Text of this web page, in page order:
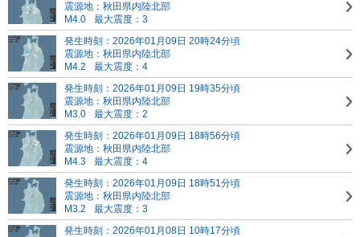
震源地：秋田県内陸北部
M4.0
最大震度：3
発生時刻：2026年01月09日 20時24分頃
震源地：秋田県内陸北部
M4.2
最大震度：4
発生時刻：2026年01月09日 19時35分頃
震源地：秋田県内陸北部
M3.0
最大震度：2
発生時刻：2026年01月09日 18時56分頃
震源地：秋田県内陸北部
M4.3
最大震度：4
発生時刻：2026年01月09日 18時51分頃
震源地：秋田県内陸北部
M3.2
最大震度：3
発生時刻：2026年01月08日 10時17分頃